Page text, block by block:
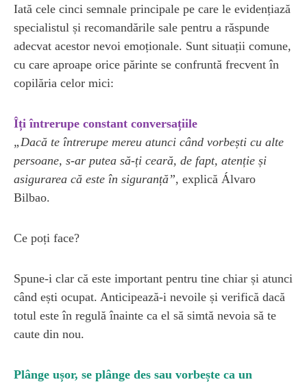
Iată cele cinci semnale principale pe care le evidențiază
specialistul și recomandările sale pentru a răspunde
adecvat acestor nevoi emoționale. Sunt situații comune,
cu care aproape orice părinte se confruntă frecvent în
copilăria celor mici:
Îți întrerupe constant conversațiile
„Dacă te întrerupe mereu atunci când vorbești cu alte
persoane, s-ar putea să-ți ceară, de fapt, atenție și
asigurarea că este în siguranță”, explică Álvaro
Bilbao.
Ce poți face?
Spune-i clar că este important pentru tine chiar și atunci
când ești ocupat. Anticipează-i nevoile și verifică dacă
totul este în regulă înainte ca el să simtă nevoia să te
caute din nou.
Plânge ușor, se plânge des sau vorbește ca un